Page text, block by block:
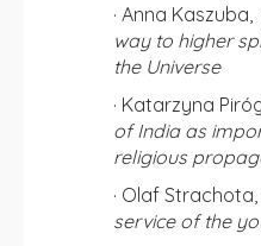
· Anna Kaszuba,
way to higher
the Universe
· Katarzyna
of India as
religious
· Olaf Strachota,
service of the